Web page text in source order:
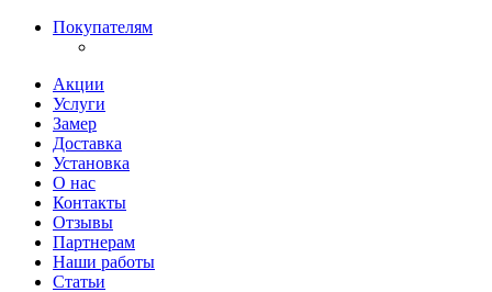
Покупателям
Акции
Услуги
Замер
Доставка
Установка
О нас
Контакты
Отзывы
Партнерам
Наши работы
Статьи